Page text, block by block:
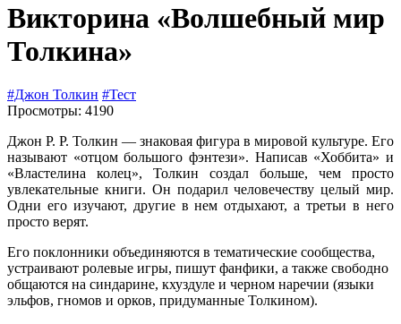
Викторина «Волшебный мир
Толкина»
#Джон Толкин #Тест
Просмотры: 4190
Джон Р. Р. Толкин — знаковая фигура в мировой культуре. Его
называют «отцом большого фэнтези». Написав «Хоббита» и
«Властелина колец», Толкин создал больше, чем просто
увлекательные книги. Он подарил человечеству целый мир.
Одни его изучают, другие в нем отдыхают, а третьи в него
просто верят.
Его поклонники объединяются в тематические сообщества,
устраивают ролевые игры, пишут фанфики, а также свободно
общаются на синдарине, кхуздуле и черном наречии (языки
эльфов, гномов и орков, придуманные Толкином).